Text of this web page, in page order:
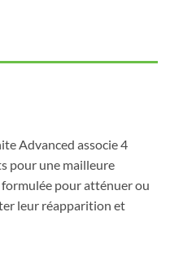
Advanced associe 4
pour une mailleure
pour atténuer ou
leur réapparition et